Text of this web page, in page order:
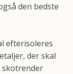
den bedste
efterisoleres
der skal
skotrender